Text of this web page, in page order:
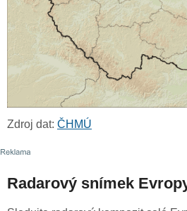
Zdroj dat: ČHMÚ
Radarový snímek